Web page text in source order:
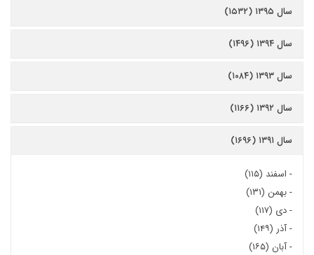
سال ۱۳۹۵ (۱۵۳۲)
سال ۱۳۹۴ (۱۴۹۶)
سال ۱۳۹۳ (۱۰۸۴)
سال ۱۳۹۲ (۱۱۶۶)
سال ۱۳۹۱ (۱۶۹۶)
- اسفند (۱۱۵)
-بهمن (۱۳۱)
-دی (۱۱۷)
-آذر (۱۴۹)
-آبان (۱۶۵)